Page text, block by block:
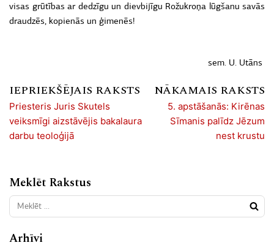
visas grūtības ar dedzīgu un dievbijīgu Rožukroņa lūgšanu savās
draudzēs, kopienās un ģimenēs!
sem. U. Utāns
IEPRIEKŠĒJAIS RAKSTS
Priesteris Juris Skutels
veiksmīgi aizstāvējis bakalaura
darbu teoloģijā
NĀKAMAIS RAKSTS
5. apstāšanās: Kirēnas
Sīmanis palīdz Jēzum
nest krustu
Meklēt Rakstus
Arhīvi